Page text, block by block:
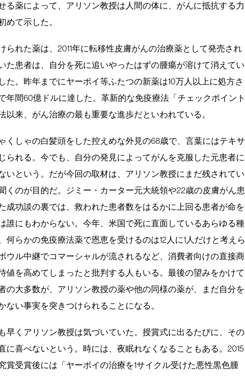
る薬によって、アリソン教授は人間の体に、がんに抵抗する力
めて示した。
られた薬は、2011年に転移性皮膚がんの治療薬として発売され
た患者は、自分を死に追いやったはずの腫瘍が溶けて消えてい
た。昨年までにヤーボイ等ふたつの新薬は10万人以上に処方さ
年間60億ドルに達した。革新的な免疫療法「チェックポイント
以来、がん治療の最も重要な進歩だといわれている。
くしゃの白髪頭をした控えめな外見の68歳で、言葉にはテキサ
られる。今でも、自分の発見によってがんを克服した元患者に
いという。だが今回の取材は、アリソン教授にまだ残されてい
くのが目的だ。ジミー・カーター元大統領や22歳の皮膚がん患
成功談の裏では、救われた患者数をはるかに上回る患者が命を
誰にもわからない。今年、米国で死に直面しているあらゆる種
何らかの免疫療法薬で恩恵を受けるのは12人に1人だけと考えら
ウル中継でコマーシャルが流されるなど、消費者向けの直接商
値を高めてしまったと批判する人もいる。最後の望みをかけて
の大多数が、アリソン教授の薬や他の同様の薬が、まだ自分を
ない事実を突きつけられることになる。
早くアリソン教授は気づいていた。授賞式に出るたびに、その
に喜べないという。時には、夜眠れなくなることもある。2015
賞受賞後には「ヤーボイの治療を1サイクル受けた悪性黒色腫